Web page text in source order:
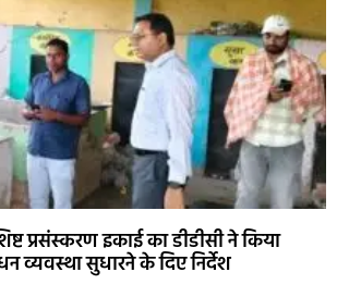
प्रसंस्करण इकाई का डीडीसी ने किया
व्यवस्था सुधारने के दिए निर्देश